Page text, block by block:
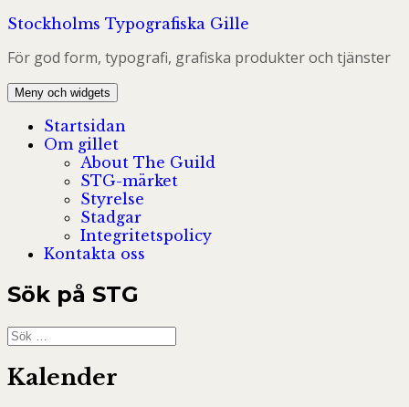
Hoppa
innehåll
Stockholms Typografiska Gille
För god form, typografi, grafiska produkter och tjänster
Meny och widgets
Startsidan
Om gillet
About The Guild
STG-märket
Styrelse
Stadgar
Integritetspolicy
Kontakta oss
Sök på STG
Sök
efter:
Kalender